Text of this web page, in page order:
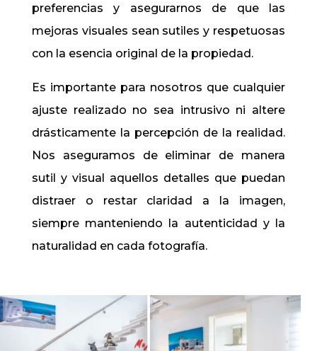
preferencias y asegurarnos de que las
mejoras visuales sean sutiles y respetuosas
con la esencia original de la propiedad.
Es importante para nosotros que cualquier
ajuste realizado no sea intrusivo ni altere
drásticamente la percepción de la realidad.
Nos aseguramos de eliminar de manera
sutil y visual aquellos detalles que puedan
distraer o restar claridad a la imagen,
siempre manteniendo la autenticidad y la
naturalidad en cada fotografía.